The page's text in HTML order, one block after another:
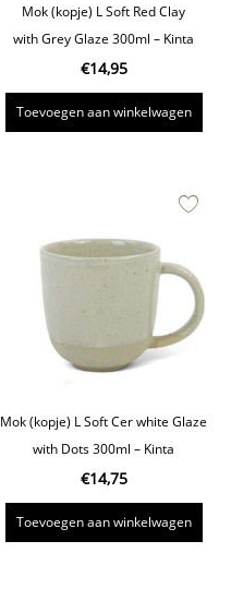
Mok (kopje) L Soft Red Clay
with Grey Glaze 300ml – Kinta
€14,95
Toevoegen aan winkelwagen
Mok (kopje) L Soft Cer white Glaze
with Dots 300ml – Kinta
€14,75
Toevoegen aan winkelwagen